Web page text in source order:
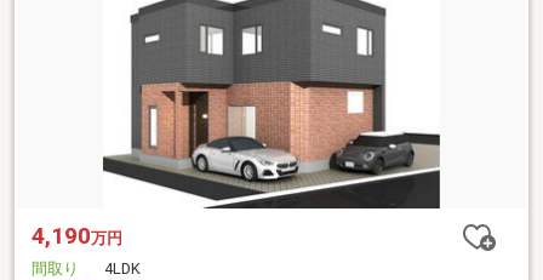
4,190万円
間取り
4LDK